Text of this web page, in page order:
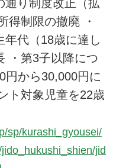
通り制度改正（拡
得制限の撤廃 ・
代（18歳に達し
・第3子以降につ
円から30,000円に
ト対象児童を22歳
sp/kurashi_gyousei/
jid